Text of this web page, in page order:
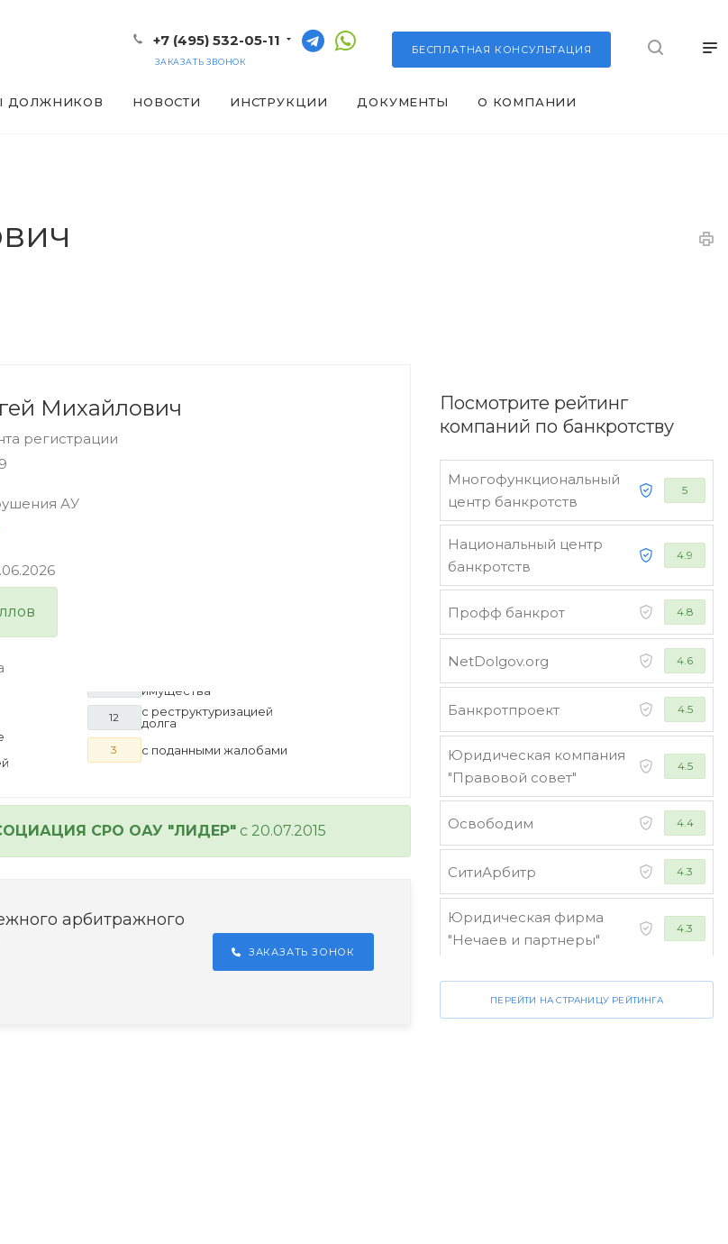
БЕСПЛАТНАЯ КОНСУЛЬТАЦИЯ
+7 (495) 532-05-11
ЗАКАЗАТЬ ЗВОНОК
ДОЛЖНИКОВ НОВОСТИ ИНСТРУКЦИИ ДОКУМЕНТЫ О КОМПАНИИ
Михайлович
регистрации
АУ
12
с реструктуризацией
долга
3 с поданными жалобами
СРО ОАУ "ЛИДЕР" с 20.07.2015
арбитражного
ЗАКАЗАТЬ ЗОНОК
Посмотрите рейтинг
компаний по банкротству
Многофункциональный
центр банкротств
5
Национальный центр
банкротств
4.9
Профф банкрот 4.8
NetDolgov.org 4.6
Банкротпроект 4.5
Юридическая компания
"Правовой совет"
4.5
Освободим 4.4
СитиАрбитр 4.3
Юридическая фирма
"Нечаев и партнеры"
4.3
Стороженко и партнеры 4.2
ПЕРЕЙТИ НА СТРАНИЦУ РЕЙТИНГА